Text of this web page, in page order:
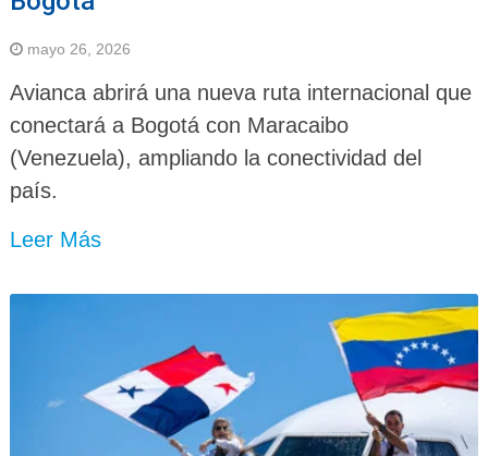
mayo 26, 2026
Avianca abrirá una nueva ruta internacional que
conectará a Bogotá con Maracaibo
(Venezuela), ampliando la conectividad del
país.
Leer Más